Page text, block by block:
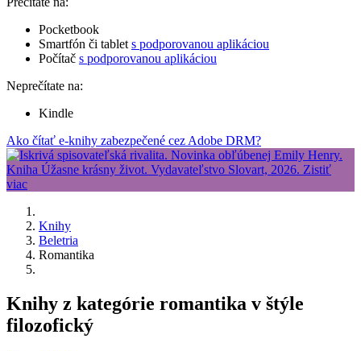
Pocketbook
Smartfón či tablet s podporovanou aplikáciou
Počítač s podporovanou aplikáciou
Neprečítate na:
Kindle
Ako čítať e-knihy zabezpečené cez Adobe DRM?
Knihy
Beletria
Romantika
Knihy z kategórie romantika v štýle
filozofický